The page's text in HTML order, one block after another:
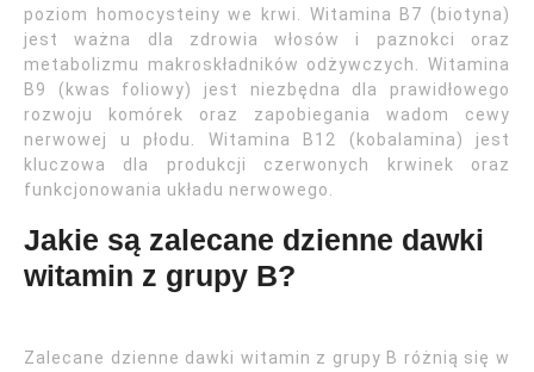
poziom homocysteiny we krwi. Witamina B7 (biotyna)
jest ważna dla zdrowia włosów i paznokci oraz
metabolizmu makroskładników odżywczych. Witamina
B9 (kwas foliowy) jest niezbędna dla prawidłowego
rozwoju komórek oraz zapobiegania wadom cewy
nerwowej u płodu. Witamina B12 (kobalamina) jest
kluczowa dla produkcji czerwonych krwinek oraz
funkcjonowania układu nerwowego.
Jakie są zalecane dzienne dawki
witamin z grupy B?
Zalecane dzienne dawki witamin z grupy B różnią się w